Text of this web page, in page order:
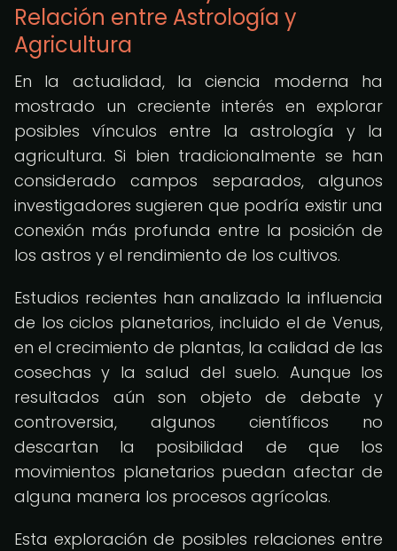
Relación entre Astrología y
Agricultura
En la actualidad, la ciencia moderna ha
mostrado un creciente interés en explorar
posibles vínculos entre la astrología y la
agricultura. Si bien tradicionalmente se han
considerado campos separados, algunos
investigadores sugieren que podría existir una
conexión más profunda entre la posición de
los astros y el rendimiento de los cultivos.
Estudios recientes han analizado la influencia
de los ciclos planetarios, incluido el de Venus,
en el crecimiento de plantas, la calidad de las
cosechas y la salud del suelo. Aunque los
resultados aún son objeto de debate y
controversia, algunos científicos no
descartan la posibilidad de que los
movimientos planetarios puedan afectar de
alguna manera los procesos agrícolas.
Esta exploración de posibles relaciones entre